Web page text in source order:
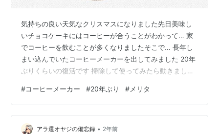
気持ちの良い天気なクリスマスになりました先日美味し
いチョコケーキにはコーヒーが合うことがわかって… 家
でコーヒーを飲むことが多くなりましたそこで… 長年し
まい込んでいたコーヒーメーカーを出してみました 20年
ぶりくらいの復活です 掃除して使ってみたら動きまし
て… これまた20年ぶりのコーヒーミルで豆を挽き… 美味
しいコーヒーが出来上がりました(^^)20年ぶりとは思え
ない活躍でしたこの年末年始はコーヒーメーカーでコー
ヒーを楽しんでみたいと思います ちなみに我が家のコー
#コーヒーメーカー #20年ぶり # メリタ
アラ還オヤジの備忘録 • 2年前